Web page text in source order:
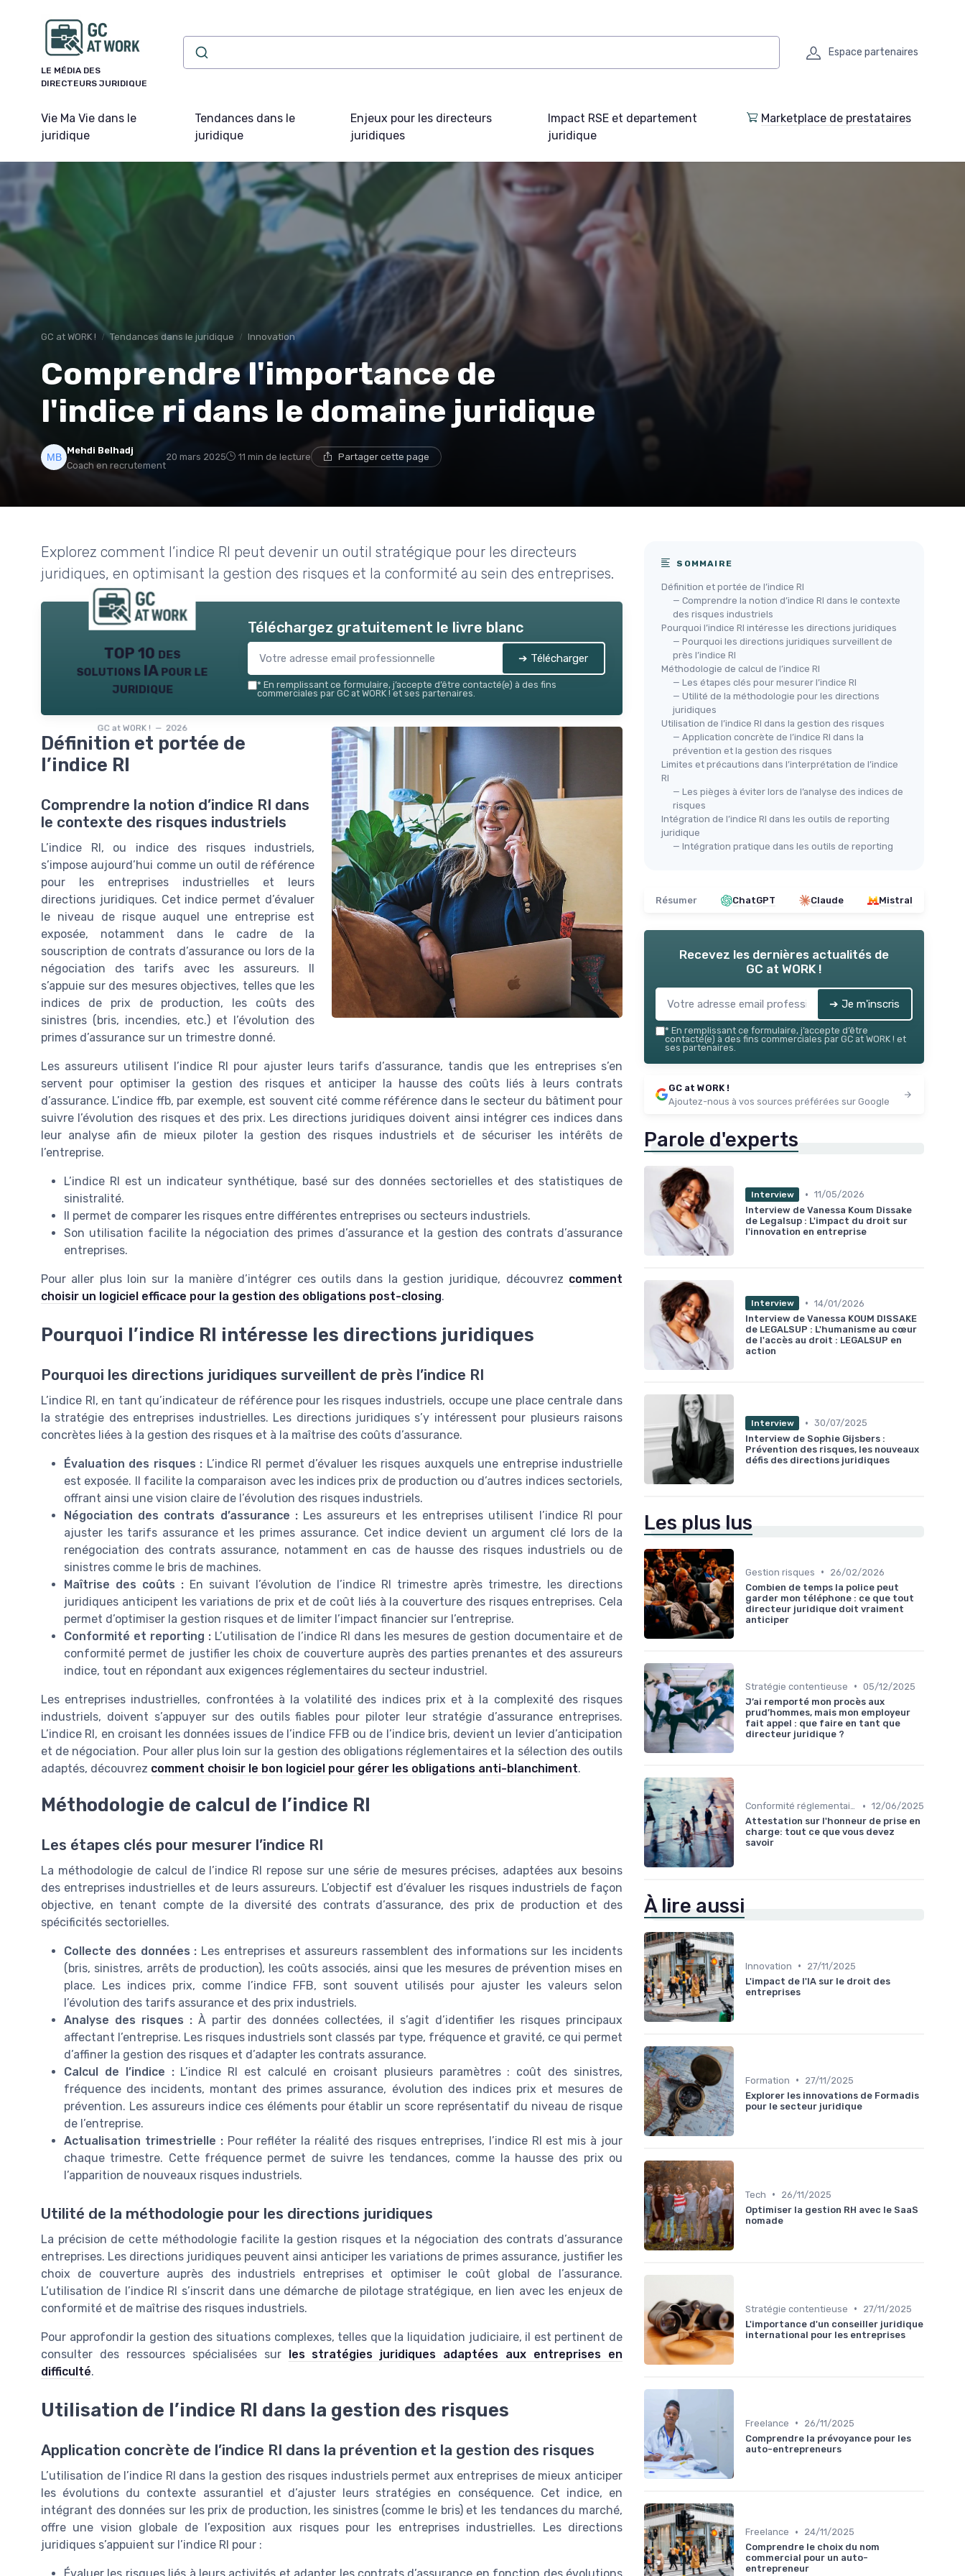
LE MÉDIA DES
DIRECTEURS JURIDIQUE
Espace partenaires
Vie Ma Vie dans le
juridique
Tendances dans le
juridique
Enjeux pour les directeurs
juridiques
Impact RSE et departement
juridique
Marketplace de prestataires
GC at WORK ! Tendances dans le juridique Innovation
Comprendre l'importance de
l'indice ri dans le domaine juridique
Mehdi Belhadj
Coach en recrutement
20 mars 2025 11 min de lecture Partager cette page
Explorez comment l’indice RI peut devenir un outil stratégique pour les directeurs
juridiques, en optimisant la gestion des risques et la conformité au sein des entreprises.
TOP 10 des
solutions IA pour le
juridique
GC at WORK ! — 2026
Téléchargez gratuitement le livre blanc
➔ Télécharger
* En remplissant ce formulaire, j’accepte d’être contacté(e) à des fins
commerciales par GC at WORK ! et ses partenaires.
Définition et portée de
l’indice RI
Comprendre la notion d’indice RI dans
le contexte des risques industriels
L’indice RI, ou indice des risques industriels,
s’impose aujourd’hui comme un outil de référence
pour les entreprises industrielles et leurs
directions juridiques. Cet indice permet d’évaluer
le niveau de risque auquel une entreprise est
exposée, notamment dans le cadre de la
souscription de contrats d’assurance ou lors de la
négociation des tarifs avec les assureurs. Il
s’appuie sur des mesures objectives, telles que les
indices de prix de production, les coûts des
sinistres (bris, incendies, etc.) et l’évolution des
primes d’assurance sur un trimestre donné.
Les assureurs utilisent l’indice RI pour ajuster leurs tarifs d’assurance, tandis que les entreprises s’en
servent pour optimiser la gestion des risques et anticiper la hausse des coûts liés à leurs contrats
d’assurance. L’indice ffb, par exemple, est souvent cité comme référence dans le secteur du bâtiment pour
suivre l’évolution des risques et des prix. Les directions juridiques doivent ainsi intégrer ces indices dans
leur analyse afin de mieux piloter la gestion des risques industriels et de sécuriser les intérêts de
l’entreprise.
L’indice RI est un indicateur synthétique, basé sur des données sectorielles et des statistiques de
sinistralité.
Il permet de comparer les risques entre différentes entreprises ou secteurs industriels.
Son utilisation facilite la négociation des primes d’assurance et la gestion des contrats d’assurance
entreprises.
Pour aller plus loin sur la manière d’intégrer ces outils dans la gestion juridique, découvrez comment
choisir un logiciel efficace pour la gestion des obligations post-closing.
Pourquoi l’indice RI intéresse les directions juridiques
Pourquoi les directions juridiques surveillent de près l’indice RI
L’indice RI, en tant qu’indicateur de référence pour les risques industriels, occupe une place centrale dans
la stratégie des entreprises industrielles. Les directions juridiques s’y intéressent pour plusieurs raisons
concrètes liées à la gestion des risques et à la maîtrise des coûts d’assurance.
Évaluation des risques : L’indice RI permet d’évaluer les risques auxquels une entreprise industrielle
est exposée. Il facilite la comparaison avec les indices prix de production ou d’autres indices sectoriels,
offrant ainsi une vision claire de l’évolution des risques industriels.
Négociation des contrats d’assurance :Les assureurs et les entreprises utilisent l’indice RI pour
ajuster les tarifs assurance et les primes assurance. Cet indice devient un argument clé lors de la
renégociation des contrats assurance, notamment en cas de hausse des risques industriels ou de
sinistres comme le bris de machines.
Maîtrise des coûts : En suivant l’évolution de l’indice RI trimestre après trimestre, les directions
juridiques anticipent les variations de prix et de coût liés à la couverture des risques entreprises. Cela
permet d’optimiser la gestion risques et de limiter l’impact financier sur l’entreprise.
Conformité et reporting : L’utilisation de l’indice RI dans les mesures de gestion documentaire et de
conformité permet de justifier les choix de couverture auprès des parties prenantes et des assureurs
indice, tout en répondant aux exigences réglementaires du secteur industriel.
Les entreprises industrielles, confrontées à la volatilité des indices prix et à la complexité des risques
industriels, doivent s’appuyer sur des outils fiables pour piloter leur stratégie d’assurance entreprises.
L’indice RI, en croisant les données issues de l’indice FFB ou de l’indice bris, devient un levier d’anticipation
et de négociation. Pour aller plus loin sur la gestion des obligations réglementaires et la sélection des outils
adaptés, découvrez comment choisir le bon logiciel pour gérer les obligations anti-blanchiment.
Méthodologie de calcul de l’indice RI
Les étapes clés pour mesurer l’indice RI
La méthodologie de calcul de l’indice RI repose sur une série de mesures précises, adaptées aux besoins
des entreprises industrielles et de leurs assureurs. L’objectif est d’évaluer les risques industriels de façon
objective, en tenant compte de la diversité des contrats d’assurance, des prix de production et des
spécificités sectorielles.
Collecte des données : Les entreprises et assureurs rassemblent des informations sur les incidents
(bris, sinistres, arrêts de production), les coûts associés, ainsi que les mesures de prévention mises en
place. Les indices prix, comme l’indice FFB, sont souvent utilisés pour ajuster les valeurs selon
l’évolution des tarifs assurance et des prix industriels.
Analyse des risques : À partir des données collectées, il s’agit d’identifier les risques principaux
affectant l’entreprise. Les risques industriels sont classés par type, fréquence et gravité, ce qui permet
d’affiner la gestion des risques et d’adapter les contrats assurance.
Calcul de l’indice :L’indice RI est calculé en croisant plusieurs paramètres : coût des sinistres,
fréquence des incidents, montant des primes assurance, évolution des indices prix et mesures de
prévention. Les assureurs indice ces éléments pour établir un score représentatif du niveau de risque
de l’entreprise.
Actualisation trimestrielle :Pour refléter la réalité des risques entreprises, l’indice RI est mis à jour
chaque trimestre. Cette fréquence permet de suivre les tendances, comme la hausse des prix ou
l’apparition de nouveaux risques industriels.
Utilité de la méthodologie pour les directions juridiques
La précision de cette méthodologie facilite la gestion risques et la négociation des contrats d’assurance
entreprises. Les directions juridiques peuvent ainsi anticiper les variations de primes assurance, justifier les
choix de couverture auprès des industriels entreprises et optimiser le coût global de l’assurance.
L’utilisation de l’indice RI s’inscrit dans une démarche de pilotage stratégique, en lien avec les enjeux de
conformité et de maîtrise des risques industriels.
Pour approfondir la gestion des situations complexes, telles que la liquidation judiciaire, il est pertinent de
consulter des ressources spécialisées sur les stratégies juridiques adaptées aux entreprises en
difficulté.
Utilisation de l’indice RI dans la gestion des risques
Application concrète de l’indice RI dans la prévention et la gestion des risques
L’utilisation de l’indice RI dans la gestion des risques industriels permet aux entreprises de mieux anticiper
les évolutions du contexte assurantiel et d’ajuster leurs stratégies en conséquence. Cet indice, en
intégrant des données sur les prix de production, les sinistres (comme le bris) et les tendances du marché,
offre une vision globale de l’exposition aux risques pour les entreprises industrielles. Les directions
juridiques s’appuient sur l’indice RI pour :
SOMMAIRE
Définition et portée de l’indice RI
— Comprendre la notion d’indice RI dans le contexte
des risques industriels
Pourquoi l’indice RI intéresse les directions juridiques
— Pourquoi les directions juridiques surveillent de
près l’indice RI
Méthodologie de calcul de l’indice RI
— Les étapes clés pour mesurer l’indice RI
— Utilité de la méthodologie pour les directions
juridiques
Utilisation de l’indice RI dans la gestion des risques
— Application concrète de l’indice RI dans la
prévention et la gestion des risques
Limites et précautions dans l’interprétation de l’indice
RI
— Les pièges à éviter lors de l’analyse des indices de
risques
Intégration de l’indice RI dans les outils de reporting
juridique
— Intégration pratique dans les outils de reporting
Résumer ChatGPT Claude Mistral
Recevez les dernières actualités de
GC at WORK !
➔ Je m'inscris
* En remplissant ce formulaire, j’accepte d’être
contacté(e) à des fins commerciales par GC at WORK ! et
ses partenaires.
GC at WORK !
Ajoutez-nous à vos sources préférées sur Google
Parole d'experts
Interview • 11/05/2026
Interview de Vanessa Koum Dissake
de Legalsup : L'impact du droit sur
l'innovation en entreprise
Interview • 14/01/2026
Interview de Vanessa KOUM DISSAKE
de LEGALSUP : L'humanisme au cœur
de l'accès au droit : LEGALSUP en
action
Interview • 30/07/2025
Interview de Sophie Gijsbers :
Prévention des risques, les nouveaux
défis des directions juridiques
Les plus lus
Gestion risques •
26/02/2026
Combien de temps la police peut
garder mon téléphone : ce que tout
directeur juridique doit vraiment
anticiper
Stratégie contentieuse • 05/12/2025
J’ai remporté mon procès aux
prud’hommes, mais mon employeur
fait appel : que faire en tant que
directeur juridique ?
Conformité réglementaire • 12/06/2025
Attestation sur l'honneur de prise en
charge: tout ce que vous devez
savoir
À lire aussi
Innovation •
27/11/2025
L'impact de l'IA sur le droit des
entreprises
Formation •
27/11/2025
Explorer les innovations de Formadis
pour le secteur juridique
Tech •
26/11/2025
Optimiser la gestion RH avec le SaaS
nomade
Stratégie contentieuse •
27/11/2025
L'importance d'un conseiller juridique
international pour les entreprises
Freelance •
26/11/2025
Comprendre la prévoyance pour les
auto-entrepreneurs
Freelance •
24/11/2025
Comprendre le choix du nom
commercial pour un auto-
entrepreneur